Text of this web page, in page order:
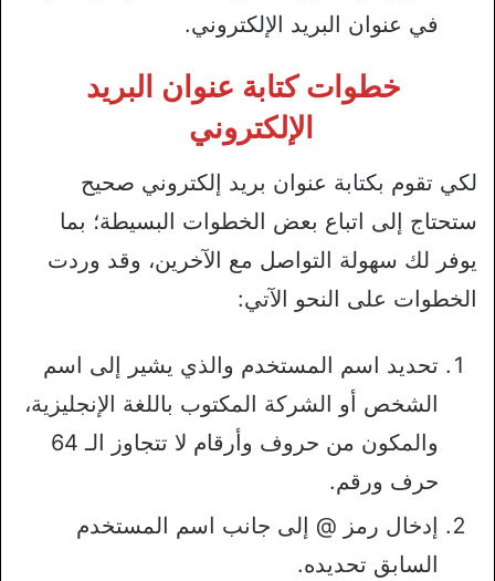
في عنوان البريد الإلكتروني.
خطوات كتابة عنوان البريد
الإلكتروني
لكي تقوم بكتابة عنوان بريد إلكتروني صحيح
ستحتاج إلى اتباع بعض الخطوات البسيطة؛ بما
يوفر لك سهولة التواصل مع الآخرين، وقد وردت
الخطوات على النحو الآتي:
تحديد اسم المستخدم والذي يشير إلى اسم
الشخص أو الشركة المكتوب باللغة الإنجليزية،
والمكون من حروف وأرقام لا تتجاوز الـ 64
حرف ورقم.
إدخال رمز @ إلى جانب اسم المستخدم
السابق تحديده.